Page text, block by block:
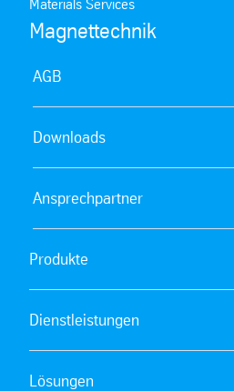
Materials Services
Magnettechnik
AGB
Downloads
Ansprechpartner
Produkte
Dienstleistungen
Lösungen